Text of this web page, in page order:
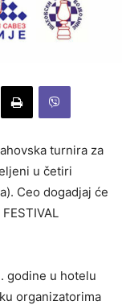
turnira za
u četiri
Ceo dogadjaj će
godine u hotelu
organizatorima